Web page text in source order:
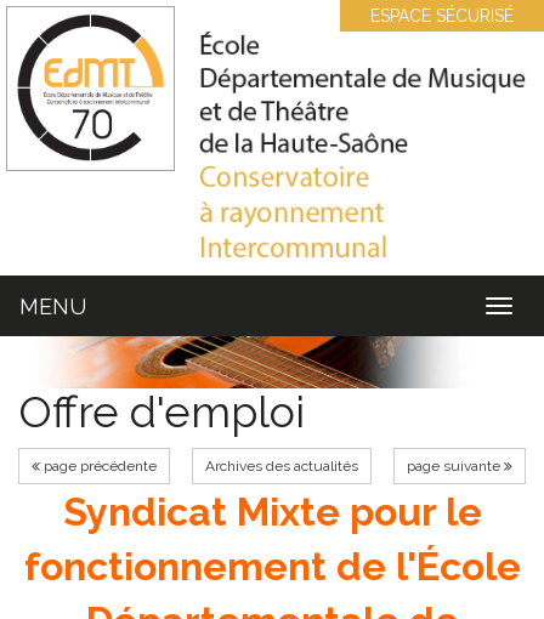
ESPACE SÉCURISÉ
MENU
Offre d'emploi
page précédente Archives des actualités page suivante
Syndicat Mixte pour le
fonctionnement de l'École
Cookies management panel